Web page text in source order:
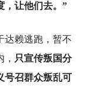
，让他们去。”
达赖逃跑，暂不
只宣传叛国分
号召群众叛乱可